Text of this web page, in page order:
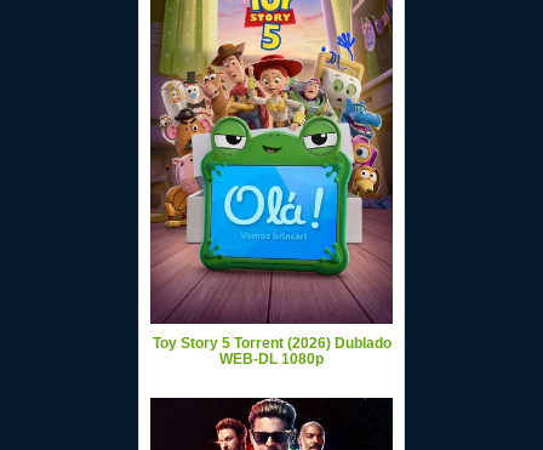
Toy Story 5 Torrent (2026) Dublado
WEB-DL 1080p